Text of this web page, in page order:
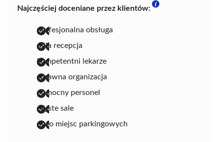
Najczęściej doceniane przez klientów:
profesjonalna obsługa
miła recepcja
kompetentni lekarze
sprawna organizacja
pomocny personel
czyste sale
dużo miejsc parkingowych